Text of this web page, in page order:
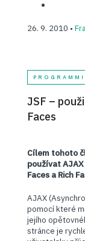
26. 9. 2010 •
JSF –
Faces
Cílem tohoto
používat
Faces a Rich
AJAX
pomocí které
jejího
stránce je